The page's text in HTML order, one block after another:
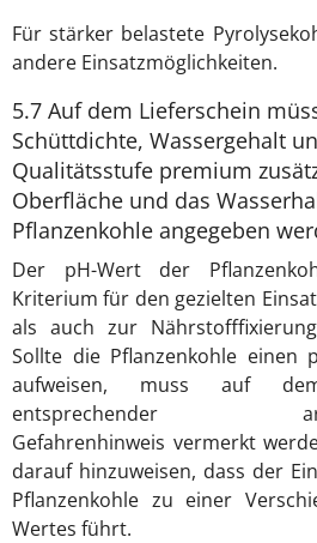
Für stärker belastete
andere Einsatzmöglichkeiten.
5.7 Auf dem Lieferschein
Schüttdichte, Wassergehalt
Qualitätsstufe premium
Oberfläche und das
Pflanzenkohle angegeben
Der pH-Wert der
Kriterium für den gezielten
als auch zur
Sollte die Pflanzenkohle einen
aufweisen, muss auf
entsprechender
Gefahrenhinweis vermerkt
darauf hinzuweisen, dass der
Pflanzenkohle zu einer
Wertes führt.